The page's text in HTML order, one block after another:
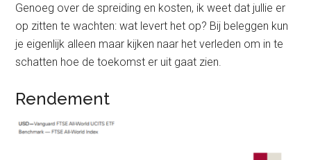
Genoeg over de spreiding en kosten, ik weet dat jullie er
op zitten te wachten: wat levert het op? Bij beleggen kun
je eigenlijk alleen maar kijken naar het verleden om in te
schatten hoe de toekomst er uit gaat zien.
Rendement